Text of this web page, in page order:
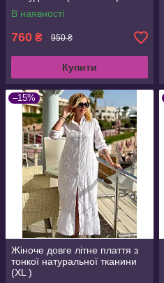
В наявності
760 ₴ 950 ₴
Купити
–15%
Жіноче довге літне плаття з
тонкої натуральної тканини
(XL )